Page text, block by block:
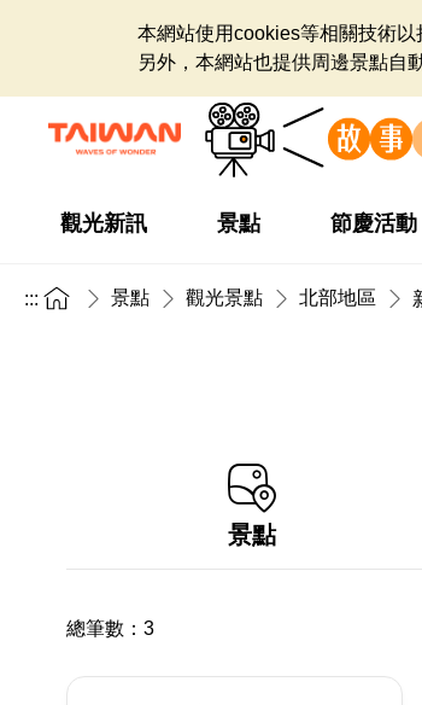
本網站使用cookies等相關技術
另外，本網站也提供周邊景點自
觀光新訊 景點 節慶活動
::: 景點 觀光景點 北部地區
景點
總筆數： 3